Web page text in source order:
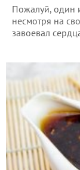
Пожалуй, один
несмотря на
завоевал